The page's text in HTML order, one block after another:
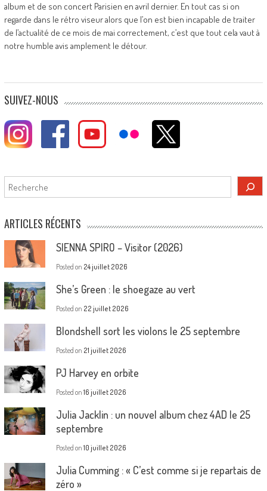
album et de son concert Parisien en avril dernier. En tout cas si on
regarde dans le rétro viseur alors que l’on est bien incapable de traiter
de l’actualité de ce mois de mai correctement, c’est que tout cela vaut à
notre humble avis amplement le détour.
SUIVEZ-NOUS
Rechercher
ARTICLES RÉCENTS
SIENNA SPIRO – Visitor (2026)
Posted on 24 juillet 2026
She’s Green : le shoegaze au vert
Posted on 22 juillet 2026
Blondshell sort les violons le 25 septembre
Posted on 21 juillet 2026
PJ Harvey en orbite
Posted on 16 juillet 2026
Julia Jacklin : un nouvel album chez 4AD le 25
septembre
Posted on 10 juillet 2026
Julia Cumming : « C’est comme si je repartais de
zéro »